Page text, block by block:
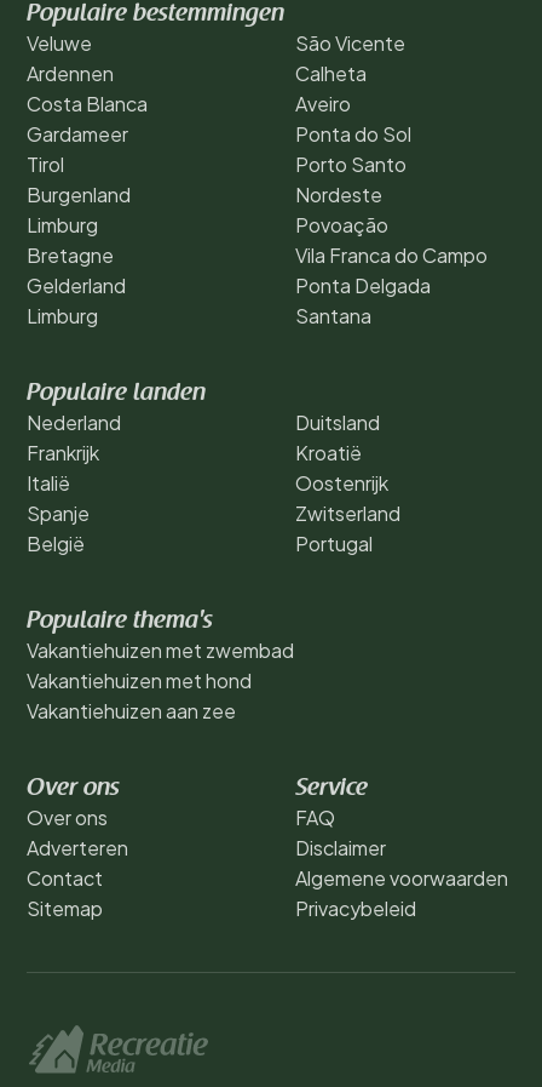
Populaire bestemmingen
Veluwe
Ardennen
Costa Blanca
Gardameer
Tirol
Burgenland
Limburg
Bretagne
Gelderland
Limburg
São Vicente
Calheta
Aveiro
Ponta do Sol
Porto Santo
Nordeste
Povoação
Vila Franca do Campo
Ponta Delgada
Santana
Populaire landen
Nederland
Frankrijk
Italië
Spanje
België
Duitsland
Kroatië
Oostenrijk
Zwitserland
Portugal
Populaire thema's
Vakantiehuizen met zwembad
Vakantiehuizen met hond
Vakantiehuizen aan zee
Over ons
Over ons
Adverteren
Contact
Sitemap
Service
FAQ
Disclaimer
Algemene voorwaarden
Privacybeleid